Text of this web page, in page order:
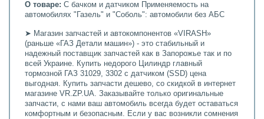
О товаре: С бачком и датчиком Применяемость на
автомобилях "Газель" и "Соболь": автомобили без АБС
➤ Магазин запчастей и автокомпонентов «VIRASH»
(раньше «ГАЗ Детали машин») - это стабильный и
надежный поставщик запчастей как в Запорожье так и по
всей Украине. Купить недорого Цилиндр главный
тормозной ГАЗ 31029, 3302 с датчиком (SSD) цена
выгодная. Купить запчасти дешево, со скидкой в интернет
магазине VR.ZP.UA. Заказывайте только оригинальные
запчасти, с нами ваш автомобиль всегда будет оставаться
комфортным и безопасным. Если у вас возникли сомнения